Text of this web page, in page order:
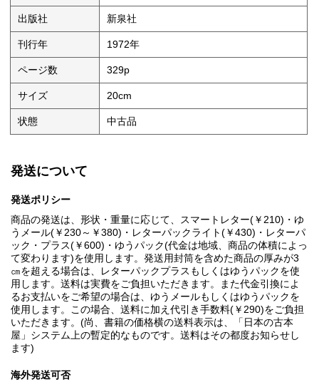
出版社 新泉社
刊行年 1972年
ページ数 329p
サイズ 20cm
状態 中古品
発送について
発送ポリシー
商品の発送は、形状・重量に応じて、スマートレター(￥210)・ゆ
うメール(￥230～￥380)・レターパックライト(￥430)・レターパ
ック・プラス(￥600)・ゆうパック(代金は地域、商品の体積によっ
て変わります)を使用します。発送用封筒を含めた商品の厚みが3
㎝を超える場合は、レターパックプラスもしくはゆうパックを使
用します。送料は実費をご負担いただきます。また代金引換によ
るお支払いをご希望の場合は、ゆうメールもしくはゆうパックを
使用します。この場合、送料に加え代引き手数料(￥290)をご負担
いただきます。(尚、書籍の価格横の送料表示は、「日本の古本
屋」システム上の暫定的なものです。送料はその都度お知らせし
ます)
海外発送可否